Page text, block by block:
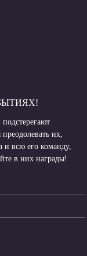
их,
и всю его команду,
в них награды!